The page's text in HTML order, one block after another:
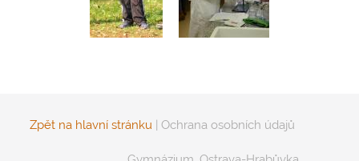
Zpět na hlavní stránku | Ochrana osobních údajů